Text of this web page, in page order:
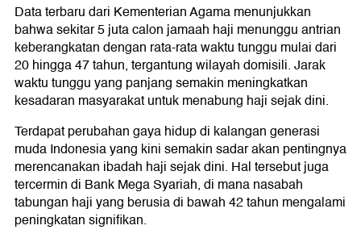
Data terbaru dari Kementerian Agama menunjukkan
bahwa sekitar 5 juta calon jamaah haji menunggu antrian
keberangkatan dengan rata-rata waktu tunggu mulai dari
20 hingga 47 tahun, tergantung wilayah domisili. Jarak
waktu tunggu yang panjang semakin meningkatkan
kesadaran masyarakat untuk menabung haji sejak dini.
Terdapat perubahan gaya hidup di kalangan generasi
muda Indonesia yang kini semakin sadar akan pentingnya
merencanakan ibadah haji sejak dini. Hal tersebut juga
tercermin di Bank Mega Syariah, di mana nasabah
tabungan haji yang berusia di bawah 42 tahun mengalami
peningkatan signifikan.